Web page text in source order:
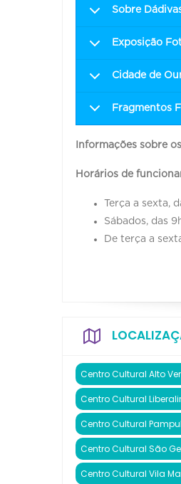
Sobre
Exposição
Cidade de
Fragmentos
Informações sobre
Horários de
Terça a sexta,
Sábados, das
De terça a
Centro Cultural Alto
Centro Cultural
Centro Cultural
Centro Cultural São
Centro Cultural Vila